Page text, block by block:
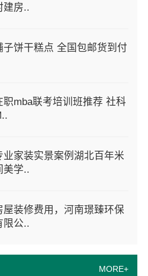
MORE+
建房..
子饼干糕点 全国包邮货到付
职mba联考培训班推荐 社科
业家装实景案例湖北百年米
美学..
屋装修费用，河南璟臻环保
限公..